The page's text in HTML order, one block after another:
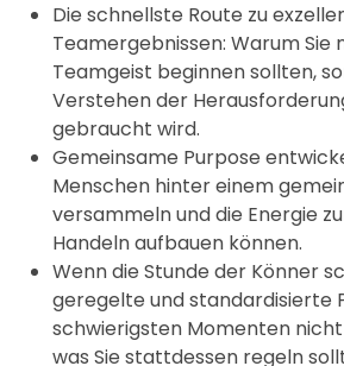
Die schnellste Route zu
Teamergebnissen: Warum Sie
Teamgeist beginnen sollten,
Verstehen der
gebraucht wird.
Gemeinsame Purpose
Menschen hinter einem
versammeln und die Energie
Handeln aufbauen können.
Wenn die Stunde der Könner
geregelte und standardisierte
schwierigsten Momenten
was Sie stattdessen regeln